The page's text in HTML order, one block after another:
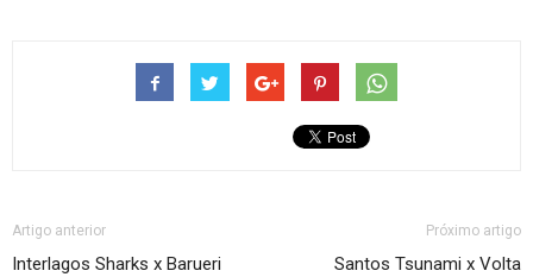
Artigo anterior
Interlagos Sharks x Barueri
Próximo artigo
Santos Tsunami x Volta